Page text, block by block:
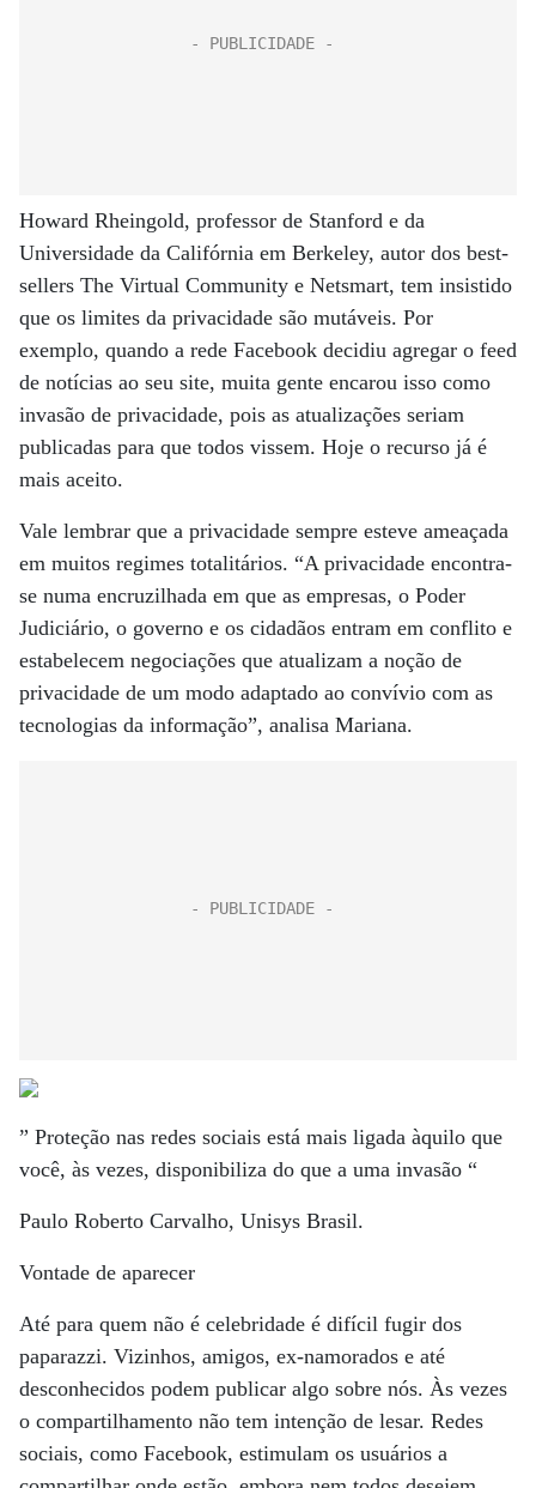
Howard Rheingold, professor de Stanford e da
Universidade da Califórnia em Berkeley, autor dos best-
sellers The Virtual Community e Netsmart, tem insistido
que os limites da privacidade são mutáveis. Por
exemplo, quando a rede Facebook decidiu agregar o feed
de notícias ao seu site, muita gente encarou isso como
invasão de privacidade, pois as atualizações seriam
publicadas para que todos vissem. Hoje o recurso já é
mais aceito.
Vale lembrar que a privacidade sempre esteve ameaçada
em muitos regimes totalitários. “A privacidade encontra-
se numa encruzilhada em que as empresas, o Poder
Judiciário, o governo e os cidadãos entram em conflito e
estabelecem negociações que atualizam a noção de
privacidade de um modo adaptado ao convívio com as
tecnologias da informação”, analisa Mariana.
” Proteção nas redes sociais está mais ligada àquilo que
você, às vezes, disponibiliza do que a uma invasão “
Paulo Roberto Carvalho, Unisys Brasil.
Vontade de aparecer
Até para quem não é celebridade é difícil fugir dos
paparazzi. Vizinhos, amigos, ex-namorados e até
desconhecidos podem publicar algo sobre nós. Às vezes
o compartilhamento não tem intenção de lesar. Redes
sociais, como Facebook, estimulam os usuários a